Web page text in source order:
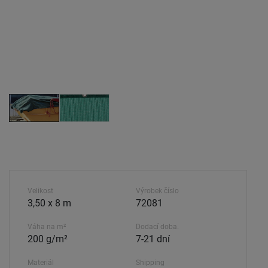
Velikost
3,50 x 8 m
Váha na m²
200 g/m²
Materiál
Výrobek číslo
72081
Dodací doba.
7-21 dní
Shipping